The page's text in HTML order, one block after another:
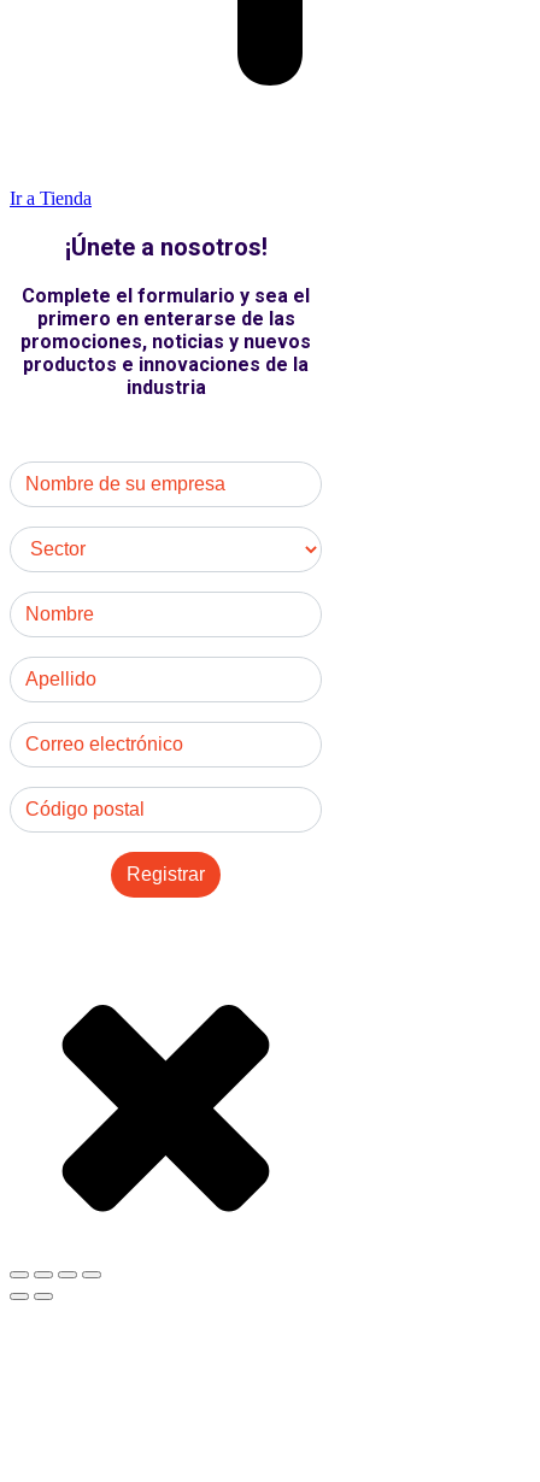
Ir a Tienda
¡Únete a nosotros!
Complete el formulario y sea el
primero en enterarse de las
promociones, noticias y nuevos
productos e innovaciones de la
industria